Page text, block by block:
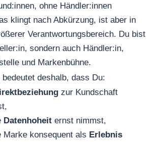
ohne Händler:innen
klingt nach Abkürzung, ist aber in
Verantwortungsbereich. Du bist
sondern auch Händler:in,
und Markenbühne.
deshalb, dass Du:
zur Kundschaft
Datenhoheit ernst nimmst,
Marke konsequent als Erlebnis